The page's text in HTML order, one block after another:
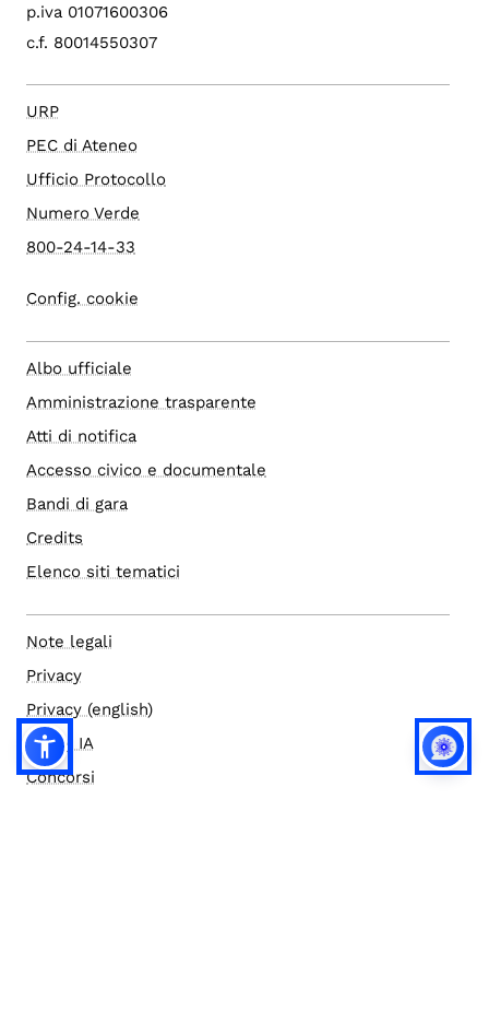
p.iva 01071600306
c.f. 80014550307
URP
PEC di Ateneo
Ufficio Protocollo
Numero Verde
800-24-14-33
Config. cookie
Albo ufficiale
Amministrazione trasparente
Atti di notifica
Accesso civico e documentale
Bandi di gara
Credits
Elenco siti tematici
Note legali
Privacy
Privacy (english)
Policy IA
Concorsi